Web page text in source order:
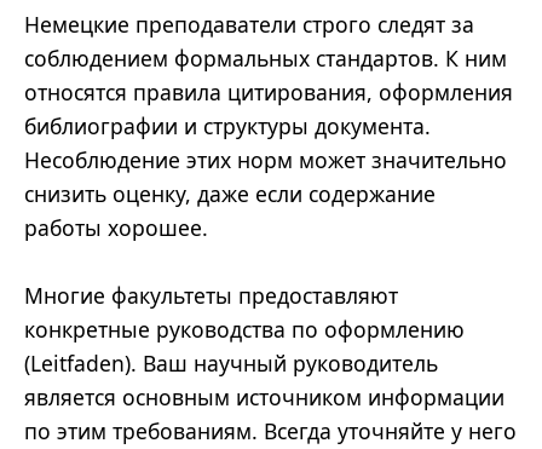
Немецкие преподаватели строго следят за
соблюдением формальных стандартов. К ним
относятся правила цитирования, оформления
библиографии и структуры документа.
Несоблюдение этих норм может значительно
снизить оценку, даже если содержание
работы хорошее.
Многие факультеты предоставляют
конкретные руководства по оформлению
(Leitfaden). Ваш научный руководитель
является основным источником информации
по этим требованиям. Всегда уточняйте у него